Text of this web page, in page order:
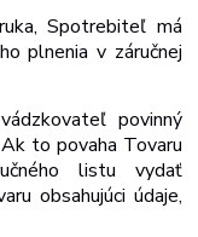
Spotrebiteľ má
plnenia v záručnej
povinný
to povaha Tovaru
listu vydať
obsahujúci údaje,